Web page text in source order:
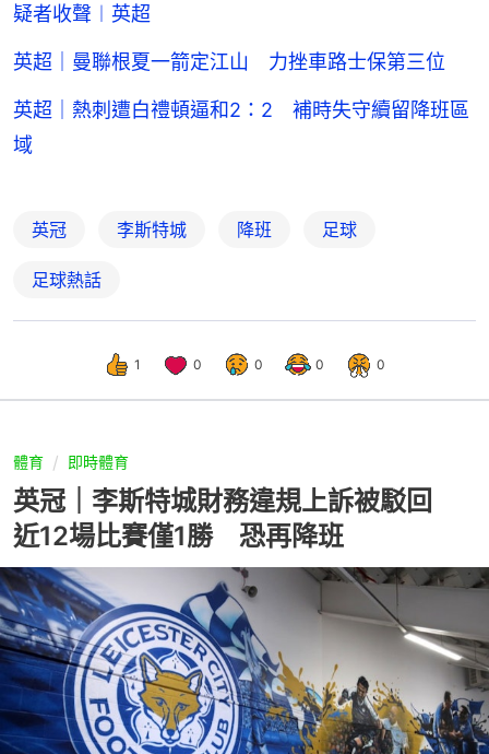
疑者收聲︱英超
英超｜曼聯根夏一箭定江山 力挫車路士保第三位
英超｜熱刺遭白禮頓逼和2：2 補時失守續留降班區
域
英冠 李斯特城 降班 足球
足球熱話
1 0 0 0 0
體育 即時體育
英冠｜李斯特城財務違規上訴被駁回
近12場比賽僅1勝 恐再降班